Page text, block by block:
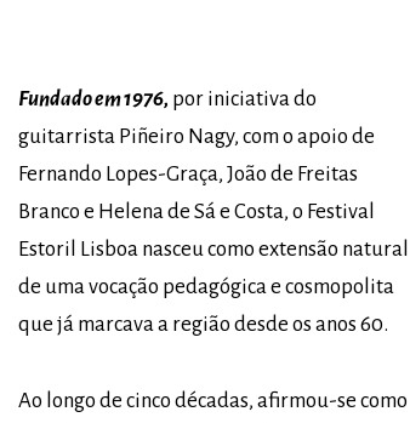
Fundado em 1976, por iniciativa do
guitarrista Piñeiro Nagy, com o apoio de
Fernando Lopes-Graça, João de Freitas
Branco e Helena de Sá e Costa, o Festival
Estoril Lisboa nasceu como extensão natural
de uma vocação pedagógica e cosmopolita
que já marcava a região desde os anos 60.
Ao longo de cinco décadas, afirmou-se como